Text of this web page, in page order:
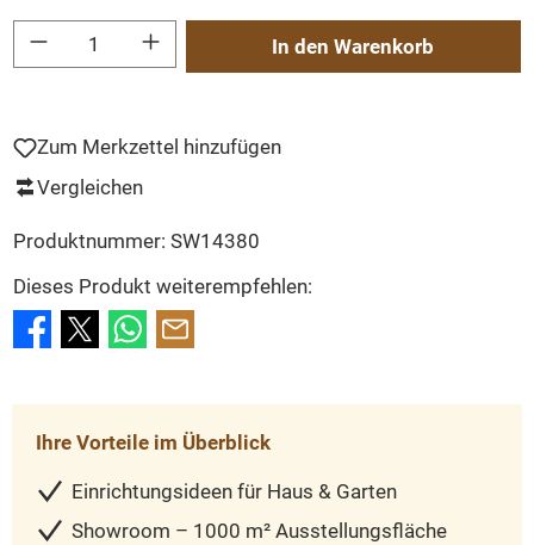
Produkt Anzahl: Gib den gewünschten Wert ein oder benutze die Schaltflächen
In den Warenkorb
Zum Merkzettel hinzufügen
Vergleichen
Produktnummer: SW14380
Dieses Produkt weiterempfehlen:
Ihre Vorteile im Überblick
Einrichtungsideen für Haus & Garten
Showroom – 1000 m² Ausstellungsfläche